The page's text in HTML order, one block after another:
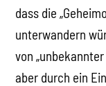
dass die
unterwandern
von
aber durch ein